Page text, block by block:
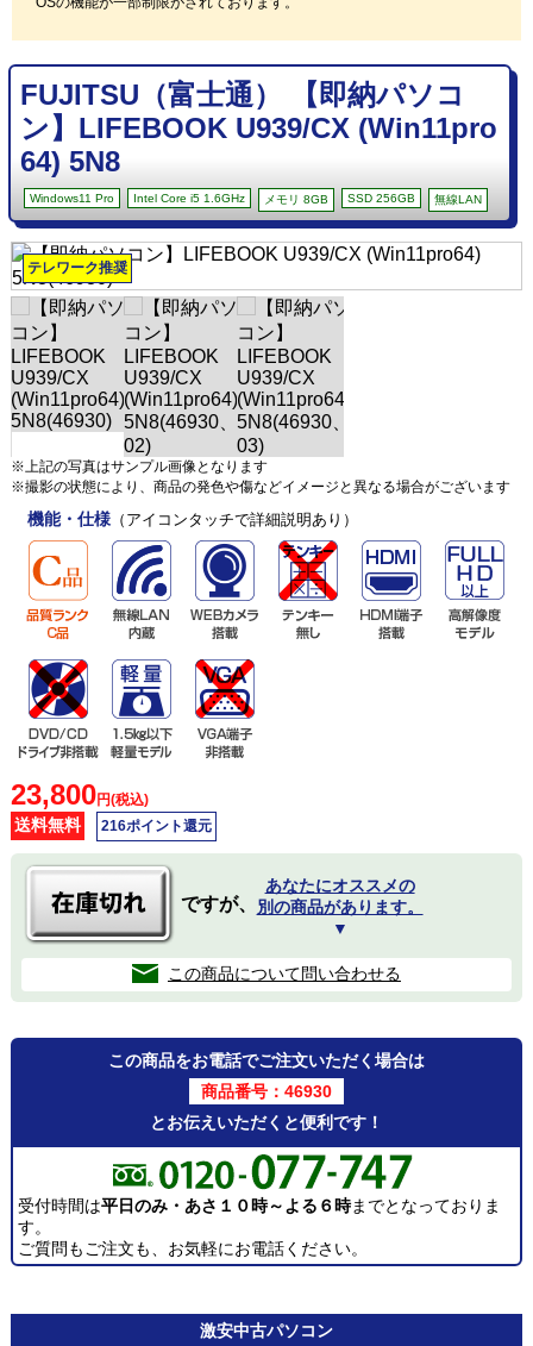
FUJITSU（富士通） 【即納パソコ
ン】LIFEBOOK U939/CX (Win11pro
64) 5N8
Windows11 Pro Intel Core i5 1.6GHz メモリ 8GB SSD 256GB 無線LAN
テレワーク推奨
※上記の写真はサンプル画像となります
※撮影の状態により、商品の発色や傷などイメージと異なる場合がございます
機能・仕様（アイコンタッチで詳細説明あり）
23,800円(税込)
送料無料 216ポイント還元
ですが、
あなたにオススメの
別の商品があります。
▼
この商品について問い合わせる
この商品をお電話でご注文いただく場合は
商品番号：46930
とお伝えいただくと便利です！
受付時間は平日のみ・あさ１０時～よる６時までとなっておりま
す。
ご質問もご注文も、お気軽にお電話ください。
激安中古パソコン